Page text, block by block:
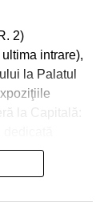
2)
intrare),
la Palatul
la Capitală:
în istoria